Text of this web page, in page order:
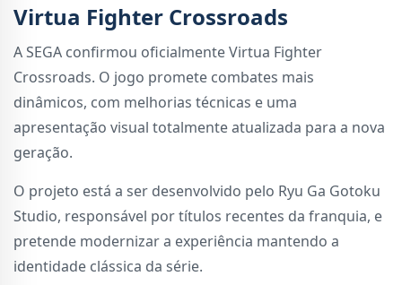
Virtua Fighter Crossroads
A SEGA confirmou oficialmente Virtua Fighter
Crossroads. O jogo promete combates mais
dinâmicos, com melhorias técnicas e uma
apresentação visual totalmente atualizada para a nova
geração.
O projeto está a ser desenvolvido pelo Ryu Ga Gotoku
Studio, responsável por títulos recentes da franquia, e
pretende modernizar a experiência mantendo a
identidade clássica da série.